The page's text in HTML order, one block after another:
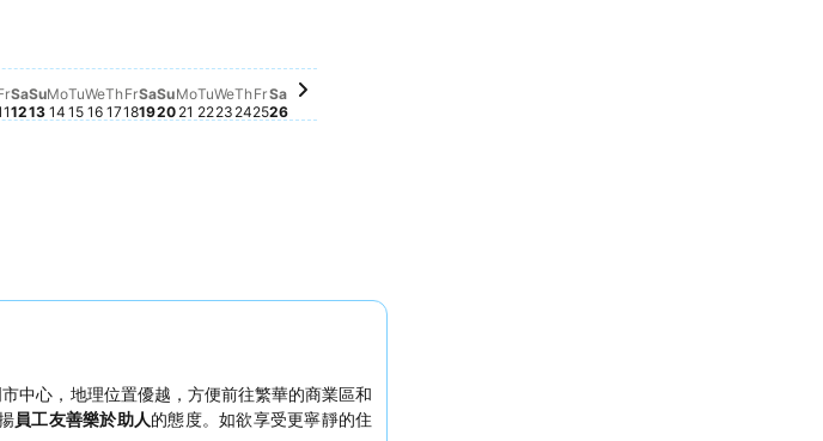
02
03
04
September 07
September 08
September 10
Sa
12
Su
13
Monday, September 14
$146
Mo
14
Tuesday, September 15
$145
Tu
15
Wednesday, September 16
$146
We
16
Thursday, September 17
$145
Th
17
Fr
18
Sa
19
Su
20
Monday, September 21
$145
Mo
21
Tuesday, September 22
$145
Tu
22
We
23
Th
24
Fr
25
Sa
26
中心，地理位置優越，方便前往繁華的商業區和
員工友善樂於助人的態度。如欲享受更寧靜的住